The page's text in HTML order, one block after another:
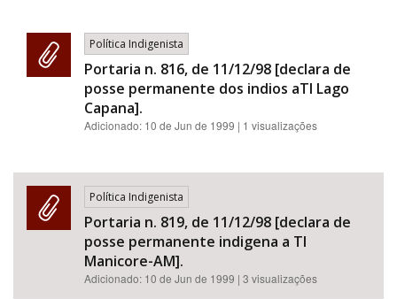
Política Indigenista
Portaria n. 816, de 11/12/98 [declara de
posse permanente dos indios aTI Lago
Capana].
Adicionado: 10 de Jun de 1999 | 1 visualizações
Política Indigenista
Portaria n. 819, de 11/12/98 [declara de
posse permanente indigena a TI
Manicore-AM].
Adicionado: 10 de Jun de 1999 | 3 visualizações